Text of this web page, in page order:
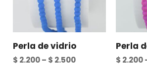
Perla de vidrio
$ 2.200– $ 2.500
Perla
$ 2.200